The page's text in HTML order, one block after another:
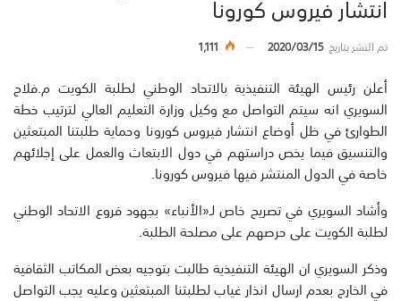
انتشار فيروس كورونا
تم النشر بتاريخ2020/03/15
1,111
أعلن رئيس الهيئة التنفيذية بالاتحاد الوطني لطلبة الكويت م.فلاح
السويري انه سيتم التواصل مع وكيل وزارة التعليم العالي لترتيب خطة
الطوارئ في ظل أوضاع انتشار فيروس كورونا وحماية طلبتنا المبتعثين
والتنسيق فيما يخص دراستهم في دول الابتعاث والعمل على إجلائهم
خاصة في الدول المنتشر فيها فيروس كورونا.
وأشاد السويري في تصريح خاص لـ«الأنباء» بجهود فروع الاتحاد الوطني
لطلبة الكويت على حرصهم على مصلحة الطلبة.
وذكر السويري ان الهيئة التنفيذية طالبت بتوجيه بعض المكاتب الثقافية
في الخارج بعدم ارسال انذار غياب لطلبتنا المبتعثين وعليه يجب التواصل